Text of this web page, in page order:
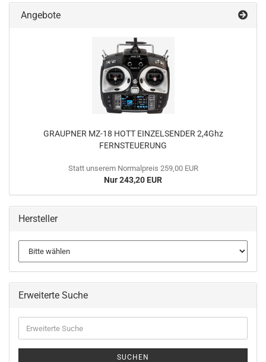
Angebote
GRAUPNER MZ-18 HOTT EINZELSENDER 2,4Ghz
FERNSTEUERUNG
Statt unserem Normalpreis 259,00 EUR
Nur 243,20 EUR
Hersteller
Erweiterte Suche
Suche
SUCHEN